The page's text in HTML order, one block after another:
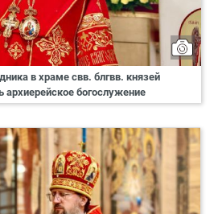
в храме свв. блгвв. князей
архиерейское богослужение